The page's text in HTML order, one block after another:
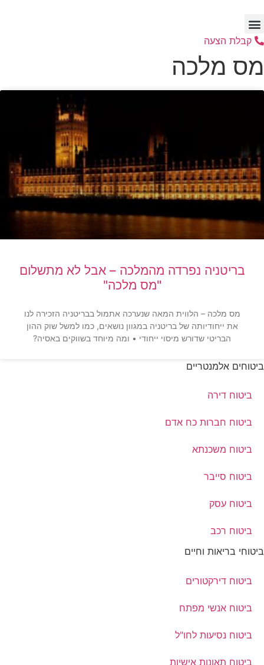
לתוכן
קבלת הצעה
מס מלכה
בריטניה נפרדה מהמלכה – אבל לא מתשלום
"מס מלכה"
מס מלכה – הלווית המאה שנערכה אתמול בבריטניה הזכירה לנו
את ייחודיותה של בריטניה במגוון נושאים, כמו למשל שוק ההון
הבריטי שדורש מיסוי ייחודי • ומה מיוחד בשווקים באסיה?
ביטוחים אלמנטריים
ביטוח דירה
ביטוח חברות כח אדם
ביטוח משכנתא
ביטוח סייבר
ביטוח עסק
ביטוח רכב
ביטוחי בריאות וחיים
ביטוח דירקטורים
ביטוח אנשי מפתח
ביטוח נסיעות לחו"ל
ביטוח תאונות אישיות